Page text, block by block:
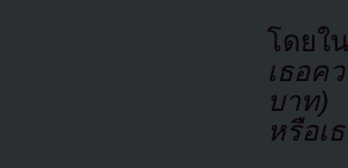
โดยใ
เธอค
บาท)
หรือเ